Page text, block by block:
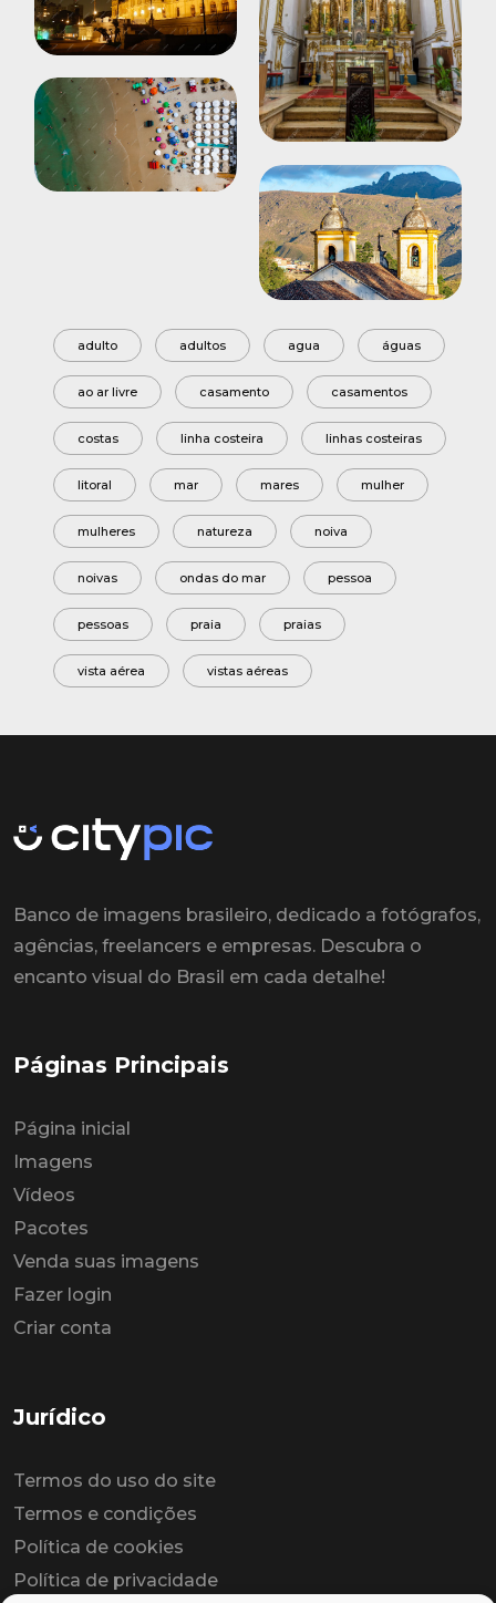
adulto adultos agua águas
ao ar livre casamento casamentos
costas linha costeira linhas costeiras
litoral mar mares mulher
mulheres natureza noiva
noivas ondas do mar pessoa
pessoas praia praias
vista aérea vistas aéreas
Banco de imagens brasileiro, dedicado a fotógrafos,
agências, freelancers e empresas. Descubra o
encanto visual do Brasil em cada detalhe!
Páginas Principais
Página inicial
Imagens
Vídeos
Pacotes
Venda suas imagens
Fazer login
Criar conta
Jurídico
Termos do uso do site
Termos e condições
Política de cookies
Política de privacidade